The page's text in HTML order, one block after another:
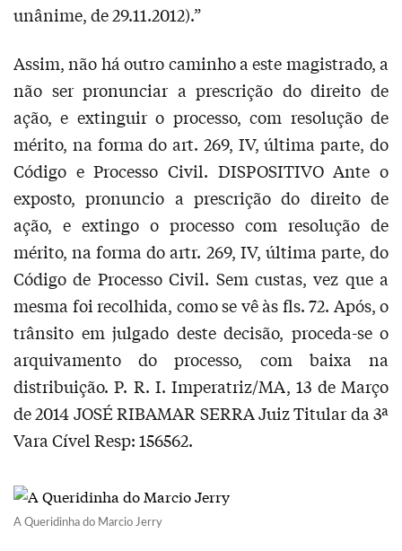
unânime, de 29.11.2012).”
Assim, não há outro caminho a este magistrado, a
não ser pronunciar a prescrição do direito de
ação, e extinguir o processo, com resolução de
mérito, na forma do art. 269, IV, última parte, do
Código e Processo Civil. DISPOSITIVO Ante o
exposto, pronuncio a prescrição do direito de
ação, e extingo o processo com resolução de
mérito, na forma do artr. 269, IV, última parte, do
Código de Processo Civil. Sem custas, vez que a
mesma foi recolhida, como se vê às fls. 72. Após, o
trânsito em julgado deste decisão, proceda-se o
arquivamento do processo, com baixa na
distribuição. P. R. I. Imperatriz/MA, 13 de Março
de 2014 JOSÉ RIBAMAR SERRA Juiz Titular da 3ª
Vara Cível Resp: 156562.
A Queridinha do Marcio Jerry